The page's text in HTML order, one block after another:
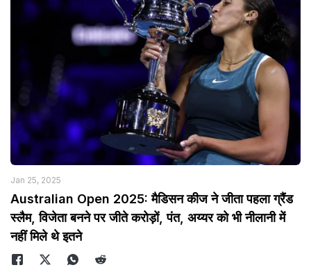
Jan 25, 2025
Australian Open 2025: मैडिसन कीज ने जीता पहला ग्रैंड
स्लैम, विजेता बनने पर जीते करोड़ों, पंत, अय्यर को भी नीलानी में
नहीं मिले थे इतने